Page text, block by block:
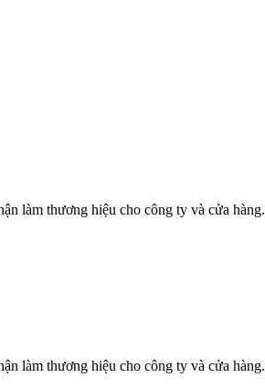
làm thương hiệu cho công ty và cửa hàng.
làm thương hiệu cho công ty và cửa hàng.